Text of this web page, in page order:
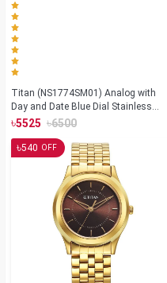
Titan (NS1774SM01) Analog with
Day and Date Blue Dial Stainless
Steel Strap watch for Men
৳5525 ৳6500
৳540 OFF